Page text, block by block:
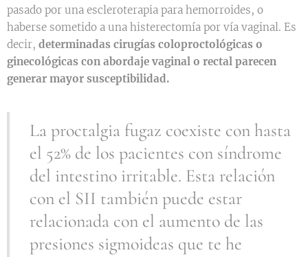
pasado por una escleroterapia para hemorroides, o
haberse sometido a una histerectomía por vía vaginal. Es
decir, determinadas cirugías coloproctológicas o
ginecológicas con abordaje vaginal o rectal parecen
generar mayor susceptibilidad.
La proctalgia fugaz coexiste con hasta
el 52% de los pacientes con síndrome
del intestino irritable. Esta relación
con el SII también puede estar
relacionada con el aumento de las
presiones sigmoideas que te he